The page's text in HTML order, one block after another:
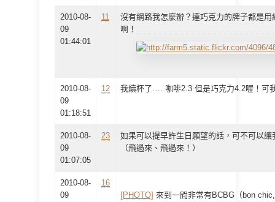
2010-08-
09
01:44:01
11
沒有網路我怎麼辦？連巧克力的牌子都是
啊！
2010-08-
09
01:18:51
12 我續杯了…. 咖啡2.3 但是巧克力4.2喔！可
2010-08-
09
01:07:05
23
如果可以提早許生日願望的話，可不可以
（飛過來、飛過來！）
2010-08-
09
16
[PHOTO] 來到一間非常有BCBG（bon